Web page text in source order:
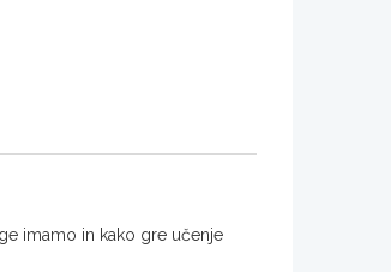
imamo in kako gre učenje